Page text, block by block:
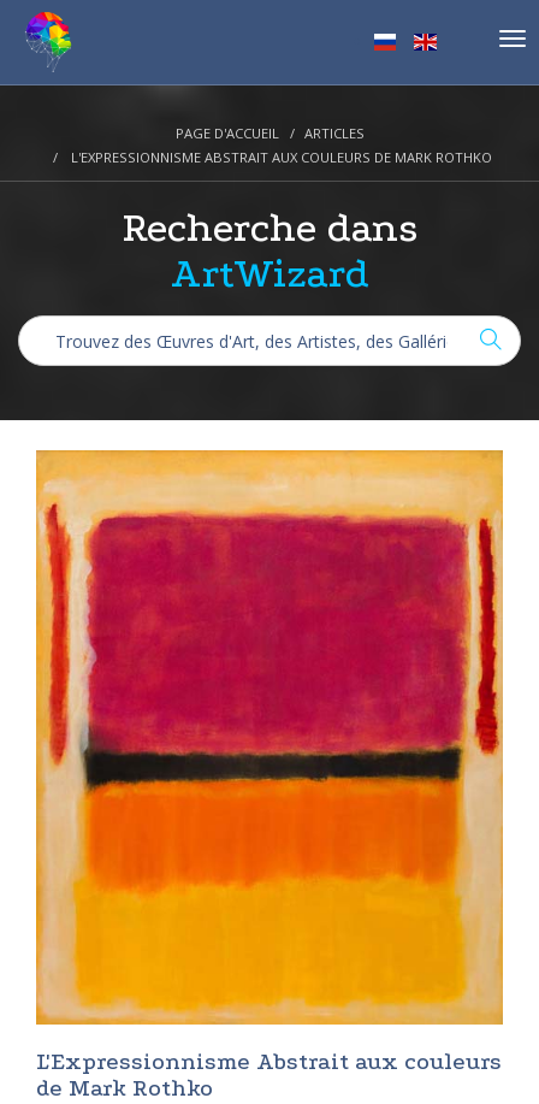
PAGE D'ACCUEIL
ARTICLES
L'EXPRESSIONNISME ABSTRAIT AUX COULEURS DE MARK ROTHKO
Recherche dans
ArtWizard
L'Expressionnisme Abstrait aux couleurs
de Mark Rothko